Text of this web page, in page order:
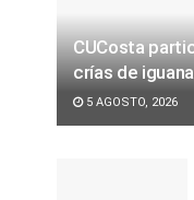
CUCosta
crías de
5 AGOSTO, 2026